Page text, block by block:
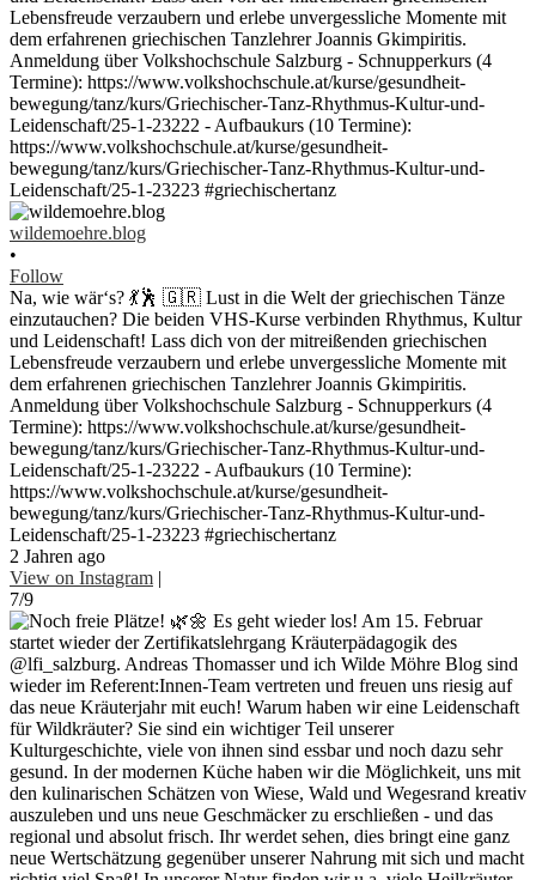
wildemoehre.blog
•
Follow
Na, wie wär‘s? 💃🕺 🇬🇷 Lust in die Welt der griechischen Tänze
einzutauchen? Die beiden VHS-Kurse verbinden Rhythmus, Kultur
und Leidenschaft! Lass dich von der mitreißenden griechischen
Lebensfreude verzaubern und erlebe unvergessliche Momente mit
dem erfahrenen griechischen Tanzlehrer Joannis Gkimpiritis.
Anmeldung über Volkshochschule Salzburg - Schnupperkurs (4
Termine): https://www.volkshochschule.at/kurse/gesundheit-
bewegung/tanz/kurs/Griechischer-Tanz-Rhythmus-Kultur-und-
Leidenschaft/25-1-23222 - Aufbaukurs (10 Termine):
https://www.volkshochschule.at/kurse/gesundheit-
bewegung/tanz/kurs/Griechischer-Tanz-Rhythmus-Kultur-und-
Leidenschaft/25-1-23223 #griechischertanz
2 Jahren ago
View on Instagram |
7/9